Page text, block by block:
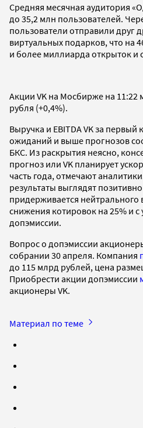
Средняя месячная аудитория
до 35,2 млн пользователей.
пользователи отправили друг
виртуальных подарков, что на
и более миллиарда открыток и
Акции VK на Мосбирже на 11:22
рубля (+0,4%).
Выручка и EBITDA VK за
ожиданий и выше прогнозов
БКС. Из раскрытия неясно,
прогноз или VK планирует
часть года, отмечают
результаты выглядят
придерживается нейтрального
снижения котировок на 25% и
допэмиссии.
Вопрос о допэмиссии
собрании 30 апреля. Компания
до 115 млрд рублей, цена
Приобрести акции допэмиссии
акционеры VK.
Материал по теме